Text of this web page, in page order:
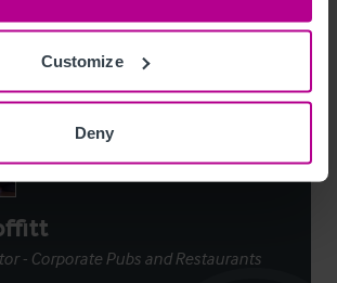
Customize
Deny
- Corporate Pubs and Restaurants